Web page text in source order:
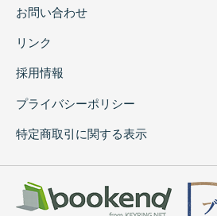
お問い合わせ
リンク
採用情報
プライバシーポリシー
特定商取引に関する表示